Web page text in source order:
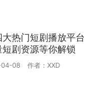
热门短剧播放平台
短剧资源等你解锁
04-08 作者：XXD